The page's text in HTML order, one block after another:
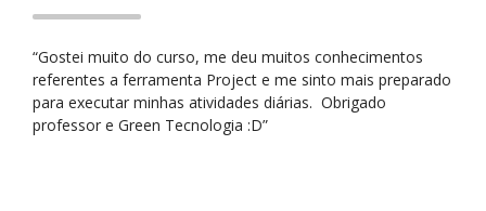
“Gostei muito do curso, me deu muitos conhecimentos
referentes a ferramenta Project e me sinto mais preparado
para executar minhas atividades diárias. Obrigado
professor e Green Tecnologia :D”